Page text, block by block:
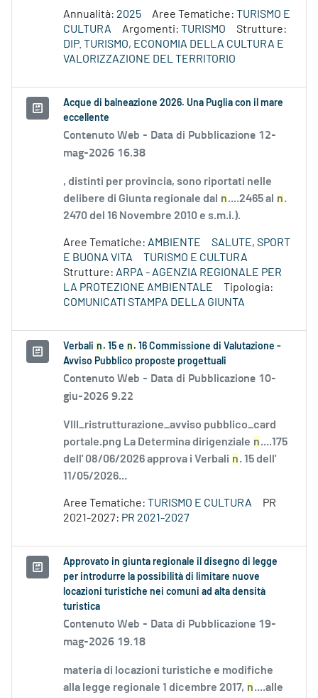
Annualità: 2025 Aree Tematiche: TURISMO E
CULTURA
Argomenti: TURISMO
Strutture:
DIP. TURISMO, ECONOMIA DELLA CULTURA E
VALORIZZAZIONE DEL TERRITORIO
Acque di balneazione 2026. Una Puglia con il mare
eccellente
Contenuto Web - Data di Pubblicazione 12-
mag-2026 16.38
, distinti per provincia, sono riportati nelle
delibere di Giunta regionale dal n....2465 al n.
2470 del 16 Novembre 2010 e s.m.i.).
Aree Tematiche: AMBIENTE
SALUTE, SPORT
E BUONA VITA
TURISMO E CULTURA
Strutture: ARPA - AGENZIA REGIONALE PER
LA PROTEZIONE AMBIENTALE
Tipologia:
COMUNICATI STAMPA DELLA GIUNTA
Verbali n . 15 e n . 16 Commissione di Valutazione -
Avviso Pubblico proposte progettuali
Contenuto Web - Data di Pubblicazione 10-
giu-2026 9.22
VIII_ristrutturazione_avviso pubblico_card
portale.png La Determina dirigenziale n....175
dell' 08/06/2026 approva i Verbali n. 15 dell'
11/05/2026...
Aree Tematiche: TURISMO E CULTURA
PR
2021-2027: PR 2021-2027
Approvato in giunta regionale il disegno di legge
per introdurre la possibilità di limitare nuove
locazioni turistiche nei comuni ad alta densità
turistica
Contenuto Web - Data di Pubblicazione 19-
mag-2026 19.18
materia di locazioni turistiche e modifiche
alla legge regionale 1 dicembre 2017, n....alle